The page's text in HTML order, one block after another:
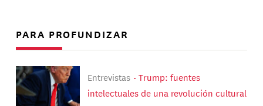
PARA PROFUNDIZAR
Entrevistas
Trump: fuentes
intelectuales de una revolución cultural